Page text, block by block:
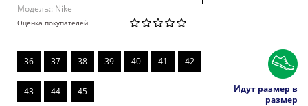
Модель:: Nike
Оценка покупателей
36 37 38 39 40 41 42
43 44 45
Идут размер в
размер